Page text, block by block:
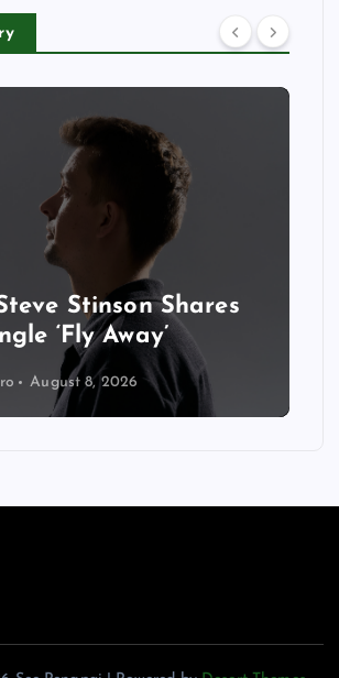
Stinson Shares
‘Fly Away’
August 8, 2026